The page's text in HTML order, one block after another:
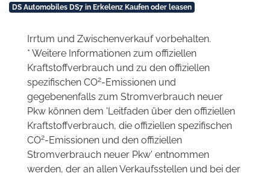
DS Automobiles DS7 in Erkelenz Kaufen oder leasen
Irrtum und Zwischenverkauf vorbehalten.
* Weitere Informationen zum offiziellen
Kraftstoffverbrauch und zu den offiziellen
spezifischen CO2-Emissionen und
gegebenenfalls zum Stromverbrauch neuer
Pkw können dem 'Leitfaden über den offiziellen
Kraftstoffverbrauch, die offiziellen spezifischen
CO2-Emissionen und den offiziellen
Stromverbrauch neuer Pkw' entnommen
werden, der an allen Verkaufsstellen und bei der